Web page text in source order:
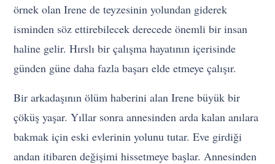
örnek olan Irene de teyzesinin yolundan giderek
isminden söz ettirebilecek derecede önemli bir insan
haline gelir. Hırslı bir çalışma hayatının içerisinde
günden güne daha fazla başarı elde etmeye çalışır.
Bir arkadaşının ölüm haberini alan Irene büyük bir
çöküş yaşar. Yıllar sonra annesinden arda kalan anılara
bakmak için eski evlerinin yolunu tutar. Eve girdiği
andan itibaren değişimi hissetmeye başlar. Annesinden